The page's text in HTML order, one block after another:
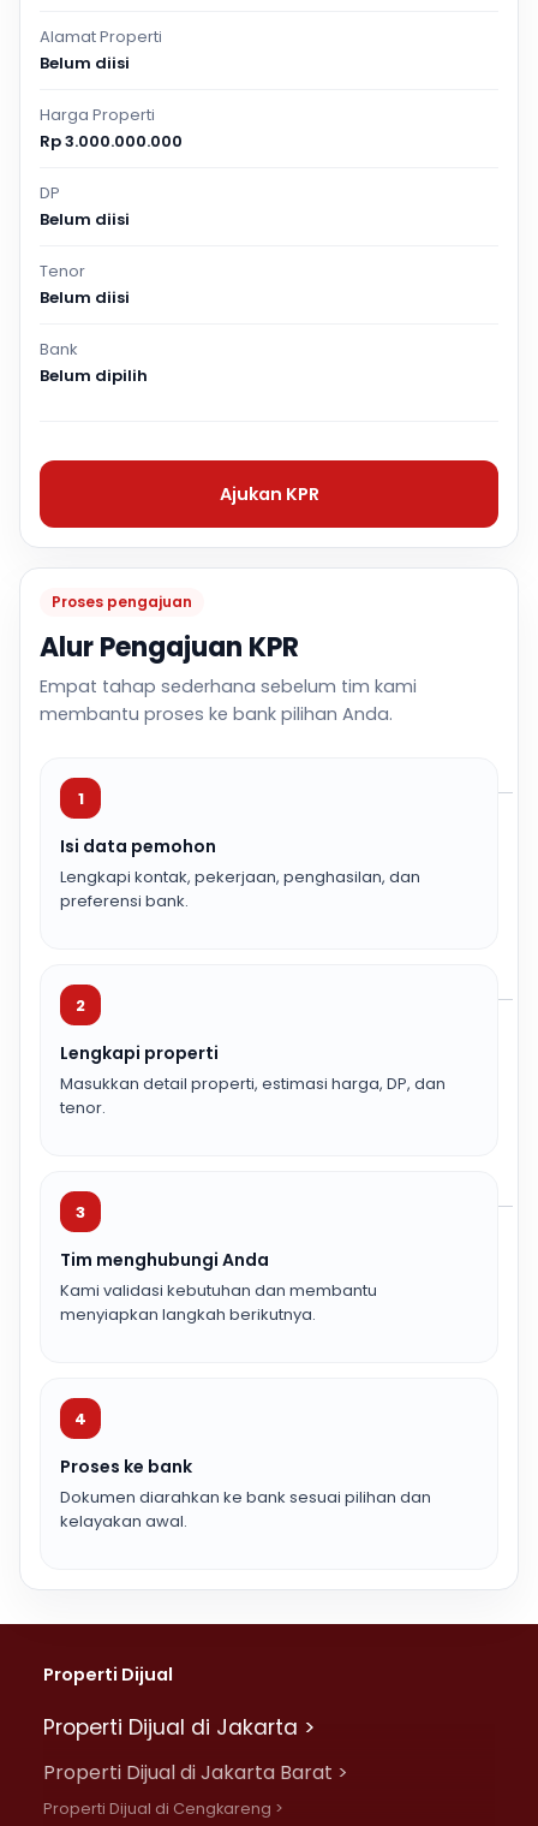
Proses pengajuan
Alur Pengajuan KPR
Empat tahap sederhana sebelum tim kami
membantu proses ke bank pilihan Anda.
1
Isi data pemohon
Lengkapi kontak, pekerjaan, penghasilan, dan
preferensi bank.
2
Lengkapi properti
Masukkan detail properti, estimasi harga, DP, dan
tenor.
3
Tim menghubungi Anda
Kami validasi kebutuhan dan membantu
menyiapkan langkah berikutnya.
4
Proses ke bank
Dokumen diarahkan ke bank sesuai pilihan dan
kelayakan awal.
Alamat Properti
Belum diisi
Harga Properti
Rp 3.000.000.000
DP
Belum diisi
Tenor
Belum diisi
Bank
Belum dipilih
Ajukan KPR
Properti Dijual
Properti Dijual di Jakarta >
Properti Dijual di Jakarta Barat >
Properti Dijual di Cengkareng >